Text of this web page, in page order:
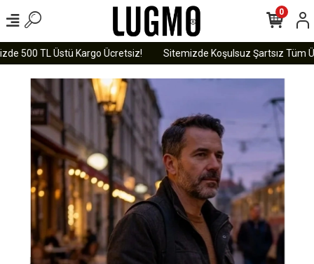
500 TL Üstü Kargo Ücretsiz! Sitemizde Koşulsuz Şartsız Tüm
0